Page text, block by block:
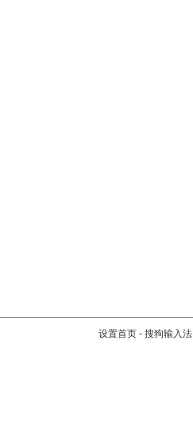
设置首页 - 搜狗输入法